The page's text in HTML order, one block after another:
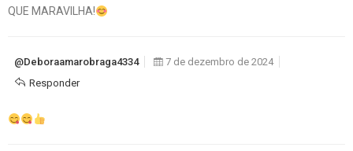
QUE MARAVILHA!
@deboraamarobraga4334
7 de dezembro de 2024
Responder